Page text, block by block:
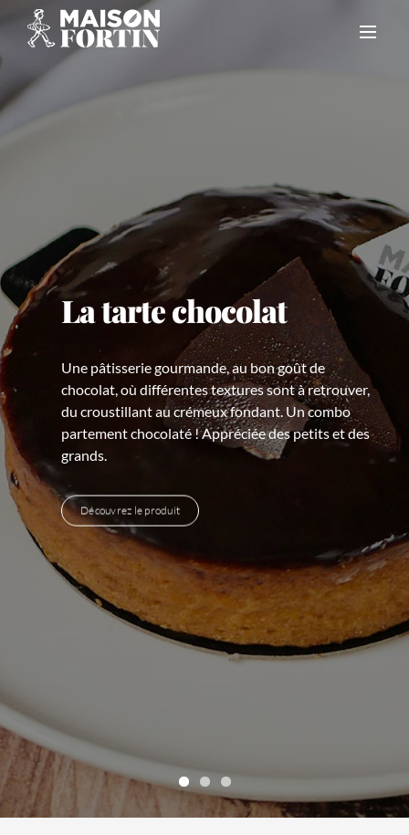
content
La tarte chocolat
Une pâtisserie gourmande, au bon goût de
chocolat, où différentes textures sont à retrouver,
du croustillant au crémeux fondant. Un combo
partement chocolaté ! Appréciée des petits et des
grands.
Découvrez le produit